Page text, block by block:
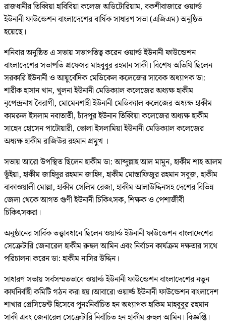
রাজধানীর তিব্বিয়া হাবিবিয়া কলেজ অডিটোরিয়াম, বকশীবাজারে ওয়ার্ল্ড
ইউনানী ফাউন্ডেশন বাংলাদেশের বার্ষিক সাধারণ সভা (এজিএম) অনুষ্ঠিত
হয়েছে।
শনিবার অনুষ্ঠিত এ সভায় সভাপতিত্ব করেন ওয়ার্ল্ড ইউনানী ফাউন্ডেশন
বাংলাদেশের সভাপতি প্রফেসর মাহবুবুর রহমান সাকী। বিশেষ অতিথি ছিলেন
সরকারি ইউনানী ও আয়ুর্বেদিক মেডিকেল কলেজের সাবেক অধ্যাপক ডা:
শারীক হাসান খান, খুলনা ইউনানী মেডিক্যাল কলেজের অধ্যক্ষ হাকীম
নৃপেন্দ্রনাথ বৈরাগী, মোমেনশাহী ইউনানী মেডিক্যাল কলেজের অধ্যক্ষ হাকীম
কামরুল ইসলাম নবাতাতী, চাঁদপুর ইউনান তিব্বিয়া কলেজের অধ্যক্ষ হাকীম
সাহেদ হোসেন পাটোয়ারী, ভোলা ইসলামিয়া ইউনানী মেডিক্যাল কলেজের
অধ্যক্ষ হাকীম রাজিউর রহমান প্রমুখ ।
সভায় আরো উপস্থিত ছিলেন হাকীম ডা: আব্দুল্লাহ আল মামুন, হাকীম শাহ আলম
ভূঁইয়া, হাকীম জাহিদুর রহমান জাহিদ, হাকীম মোস্তাফিজুর রহমান সবুজ, হাকীম
বাকাওয়ালী মোল্লা, হাকীম সেলিম রেজা, হাকীম আলাউদ্দিনসহ দেশের বিভিন্ন
জেলা থেকে আগত গুণী ইউনানী চিকিৎসক, শিক্ষক ও পেশাজীবী
চিকিৎসকরা।
অনুষ্ঠানের সার্বিক তত্ত্বাবধানে ছিলেন ওয়ার্ল্ড ইউনানী ফাউন্ডেশন বাংলাদেশের
সেক্রেটারি জেনারেল হাকীম রুহুল আমিন এবং নির্বাচন কার্যক্রম দক্ষতার সাথে
পরিচালনা করেন ডা: হাকীম নাসির উদ্দিন।
সাধারণ সভায় সর্বসম্মতভাবে ওয়ার্ল্ড ইউনানী ফাউন্ডেশন বাংলাদেশের নতুন
কার্যনির্বাহী কমিটি গঠন করা হয়।আবারো ওয়ার্ল্ড ইউনানী ফাউন্ডেশন বাংলাদেশ
শাখার প্রেসিডেন্ট হিসেবে পুনঃনির্বাচিত হন অধ্যাপক হাকিম মাহবুবুর রহমান
সাকী এবং জেনারেল সেক্রেটারি নির্বাচিত হন হাকীম রুহুল আমিন। বিজ্ঞপ্তি।